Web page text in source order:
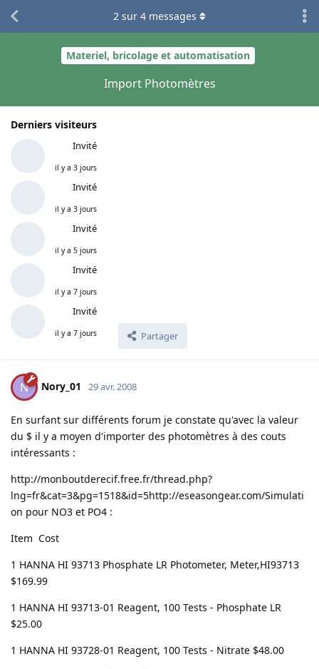
Materiel, bricolage et automatisation
Import Photomètres
Derniers visiteurs
Invité
il y a 3 jours
Invité
il y a 3 jours
Invité
il y a 5 jours
Invité
il y a 7 jours
Invité
il y a 7 jours Partager
2 sur 4 messages
N Nory_01 29 avr. 2008
En surfant sur différents forum je constate qu'avec la valeur
du $ il y a moyen d'importer des photomètres à des couts
intéressants :
http://monboutderecif.free.fr/thread.php?
lng=fr&cat=3&pg=1518&id=5http://eseasongear.com/Simulati
on pour NO3 et PO4 :
Item Cost
1 HANNA HI 93713 Phosphate LR Photometer, Meter,HI93713
$169.99
1 HANNA HI 93713-01 Reagent, 100 Tests - Phosphate LR
$25.00
1 HANNA HI 93728-01 Reagent, 100 Tests - Nitrate $48.00